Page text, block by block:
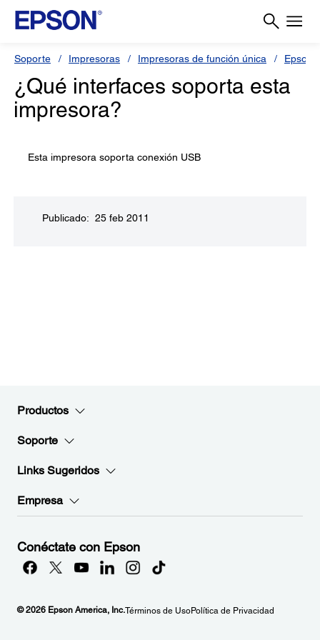
Soporte Impresoras Impresoras de función única Epson
¿Qué interfaces soporta esta
impresora?
Esta impresora soporta conexión USB
Publicado: 25 feb 2011
Productos
Soporte
Links Sugeridos
Empresa
Conéctate con Epson
© 2026 Epson America, Inc.Términos de UsoPolítica de Privacidad